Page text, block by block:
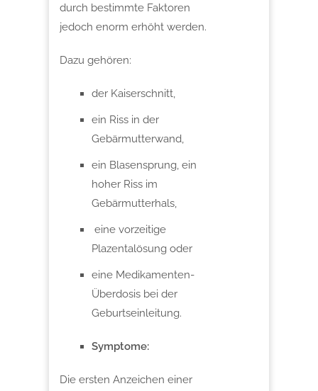
durch bestimmte Faktoren
jedoch enorm erhöht werden.
Dazu gehören:
der Kaiserschnitt,
ein Riss in der
Gebärmutterwand,
ein Blasensprung, ein
hoher Riss im
Gebärmutterhals,
eine vorzeitige
Plazentalösung oder
eine Medikamenten-
Überdosis bei der
Geburtseinleitung.
Symptome:
Die ersten Anzeichen einer